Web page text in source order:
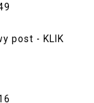
post - KLIK